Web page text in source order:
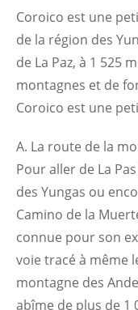
Coroico est une
de la région des
de La Paz, à 1 525
montagnes et de
Coroico est une
A. La route de la
Pour aller de La
des Yungas ou
Camino de la
connue pour son
voie tracé à même
montagne des
abîme de plus de 1